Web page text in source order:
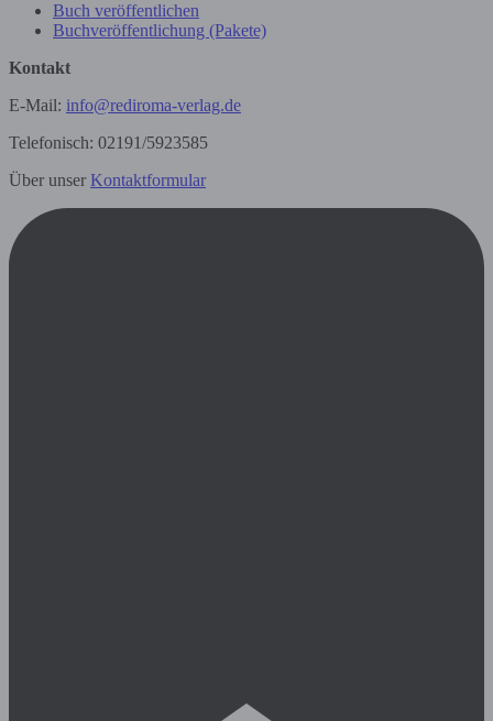
Buch veröffentlichen
Buchveröffentlichung (Pakete)
Kontakt
E-Mail: info@rediroma-verlag.de
Telefonisch: 02191/5923585
Über unser Kontaktformular